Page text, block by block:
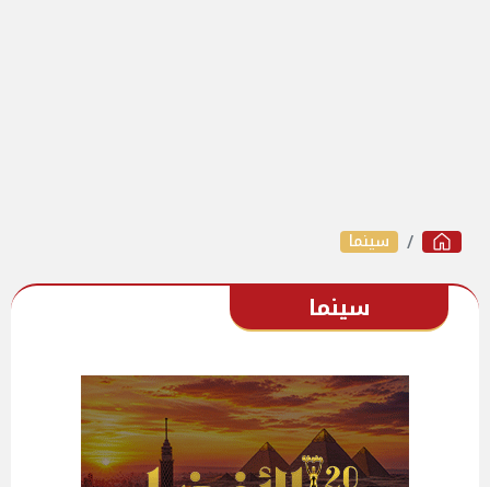
سينما
سينما